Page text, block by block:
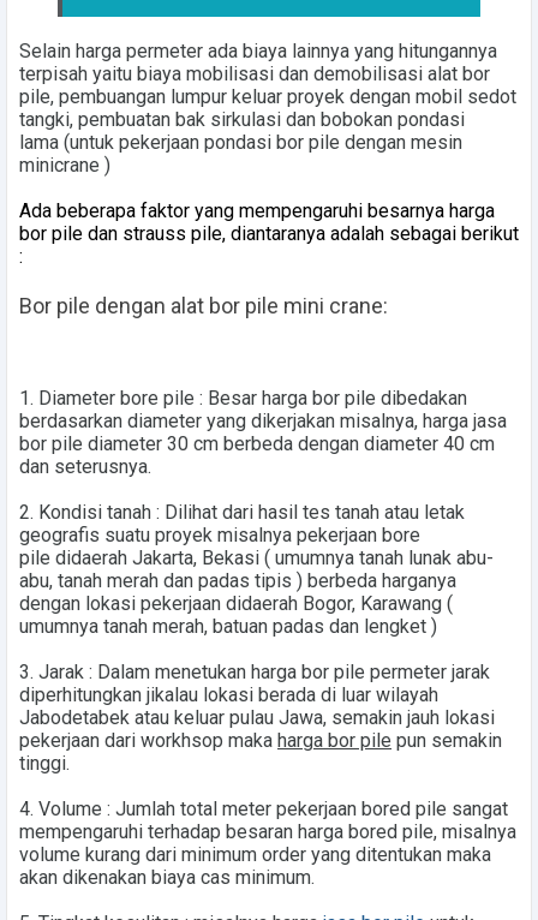
Selain harga permeter ada biaya lainnya yang hitungannya
terpisah yaitu biaya mobilisasi dan demobilisasi alat bor
pile, pembuangan lumpur keluar proyek dengan mobil sedot
tangki, pembuatan bak sirkulasi dan bobokan pondasi
lama (untuk pekerjaan pondasi bor pile dengan mesin
minicrane )
Ada beberapa faktor yang mempengaruhi besarnya harga
bor pile dan strauss pile, diantaranya adalah sebagai berikut
:
Bor pile dengan alat bor pile mini crane:
1. Diameter bore pile : Besar harga bor pile dibedakan
berdasarkan diameter yang dikerjakan misalnya, harga jasa
bor pile diameter 30 cm berbeda dengan diameter 40 cm
dan seterusnya.
2. Kondisi tanah : Dilihat dari hasil tes tanah atau letak
geografis suatu proyek misalnya pekerjaan bore
pile didaerah Jakarta, Bekasi ( umumnya tanah lunak abu-
abu, tanah merah dan padas tipis ) berbeda harganya
dengan lokasi pekerjaan didaerah Bogor, Karawang (
umumnya tanah merah, batuan padas dan lengket )
3. Jarak : Dalam menetukan harga bor pile permeter jarak
diperhitungkan jikalau lokasi berada di luar wilayah
Jabodetabek atau keluar pulau Jawa, semakin jauh lokasi
pekerjaan dari workhsop maka harga bor pile pun semakin
tinggi.
4. Volume : Jumlah total meter pekerjaan bored pile sangat
mempengaruhi terhadap besaran harga bored pile, misalnya
volume kurang dari minimum order yang ditentukan maka
akan dikenakan biaya cas minimum.